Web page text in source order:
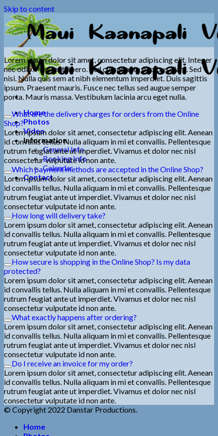
Skip to content
Home
Photos
Video
Information
General Info
Booking Info
Calendar
Contact
Lorem ipsum dolor sit amet, consectetur adipiscing elit. Integer
nec odio. Praesent libero. Sed cursus ante dapibus diam. Sed
nisi. Nulla quis sem at nibh elementum imperdiet. Duis sagittis
ipsum. Praesent mauris. Fusce nec tellus sed augue semper
porta. Mauris massa. Vestibulum lacinia arcu eget nulla.
What are the delivery charges for orders from the Online
Shop?
Lorem ipsum dolor sit amet, consectetur adipiscing elit. Aenean
id convallis tellus. Nulla aliquam in mi et convallis. Pellentesque
rutrum feugiat ante ut imperdiet. Vivamus et dolor nec nisl
consectetur vulputate id non ante.
Which payment methods are accepted in the Online Shop?
Lorem ipsum dolor sit amet, consectetur adipiscing elit. Aenean
id convallis tellus. Nulla aliquam in mi et convallis. Pellentesque
rutrum feugiat ante ut imperdiet. Vivamus et dolor nec nisl
consectetur vulputate id non ante.
How long will delivery take?
Lorem ipsum dolor sit amet, consectetur adipiscing elit. Aenean
id convallis tellus. Nulla aliquam in mi et convallis. Pellentesque
rutrum feugiat ante ut imperdiet. Vivamus et dolor nec nisl
consectetur vulputate id non ante.
How secure is shopping in the Online Shop? Is my data
protected?
Lorem ipsum dolor sit amet, consectetur adipiscing elit. Aenean
id convallis tellus. Nulla aliquam in mi et convallis. Pellentesque
rutrum feugiat ante ut imperdiet. Vivamus et dolor nec nisl
consectetur vulputate id non ante.
What exactly happens after ordering?
Lorem ipsum dolor sit amet, consectetur adipiscing elit. Aenean
id convallis tellus. Nulla aliquam in mi et convallis. Pellentesque
rutrum feugiat ante ut imperdiet. Vivamus et dolor nec nisl
consectetur vulputate id non ante.
Do I receive an invoice for my order?
Lorem ipsum dolor sit amet, consectetur adipiscing elit. Aenean
id convallis tellus. Nulla aliquam in mi et convallis. Pellentesque
rutrum feugiat ante ut imperdiet. Vivamus et dolor nec nisl
consectetur vulputate id non ante.
© Copyright 2022 Danstar Productions.
Home